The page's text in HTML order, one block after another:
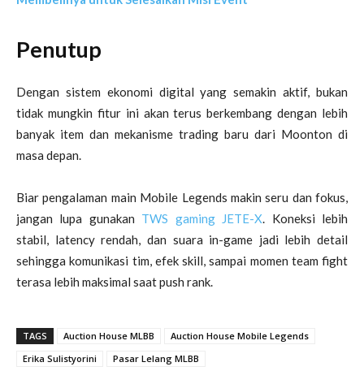
Penutup
Dengan sistem ekonomi digital yang semakin aktif, bukan
tidak mungkin fitur ini akan terus berkembang dengan lebih
banyak item dan mekanisme trading baru dari Moonton di
masa depan.
Biar pengalaman main Mobile Legends makin seru dan fokus,
jangan lupa gunakan TWS gaming JETE-X. Koneksi lebih
stabil, latency rendah, dan suara in-game jadi lebih detail
sehingga komunikasi tim, efek skill, sampai momen team fight
terasa lebih maksimal saat push rank.
TAGS Auction House MLBB
Auction House Mobile Legends
Erika Sulistyorini
Pasar Lelang MLBB